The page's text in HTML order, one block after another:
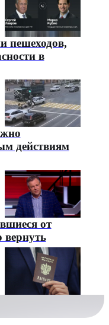
пешеходов,
в
действиям
от
вернуть